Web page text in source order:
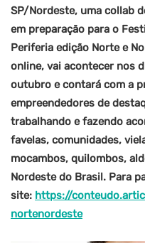
SP/Nordeste, uma collab
em preparação para o
Periferia edição Norte e
online, vai acontecer nos
outubro e contará com a
empreendedores de
trabalhando e fazendo
favelas, comunidades,
mocambos, quilombos,
Nordeste do Brasil. Para
site: https://
nortenordeste